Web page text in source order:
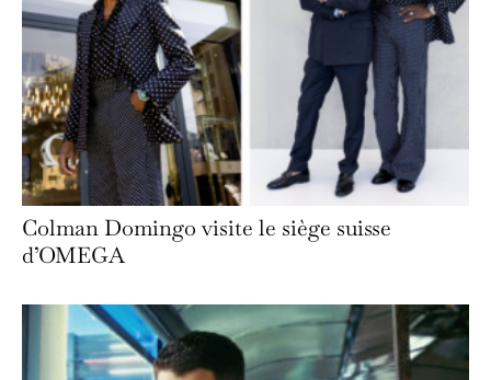
Colman Domingo visite le siège suisse
d’OMEGA